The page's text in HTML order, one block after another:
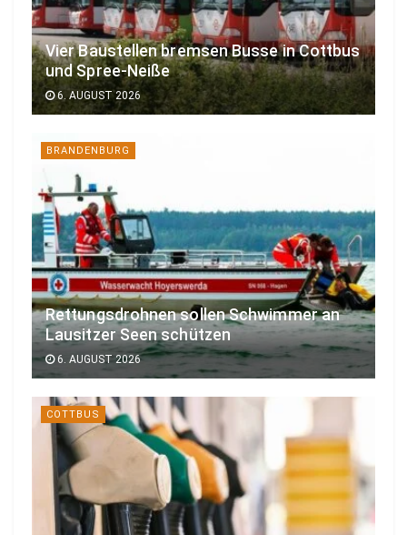
Vier Baustellen bremsen Busse in Cottbus
und Spree-Neiße
6. AUGUST 2026
BRANDENBURG
Rettungsdrohnen sollen Schwimmer an
Lausitzer Seen schützen
6. AUGUST 2026
COTTBUS